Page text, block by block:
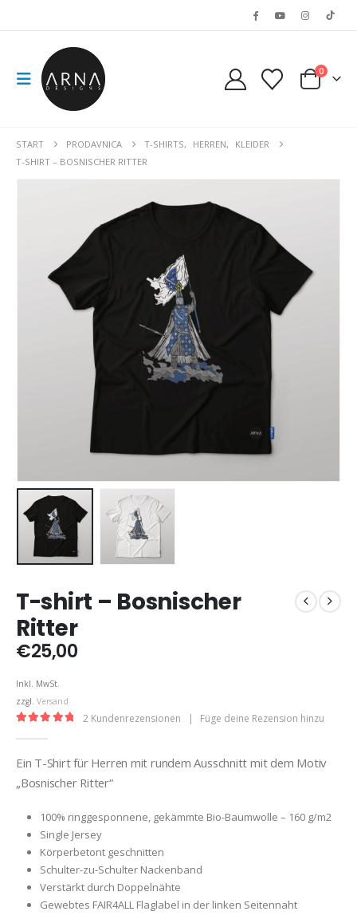
0
START PRODAVNICA T-SHIRTS, HERREN,
KLEIDER
T-SHIRT – BOSNISCHER RITTER
T-shirt – Bosnischer
Ritter
€25,00
Inkl. MwSt.
zzgl. Versand
2 Kundenrezensionen | Füge deine Rezension hinzu
Ein T-Shirt für Herren mit rundem Ausschnitt mit dem Motiv
„Bosnischer Ritter“
100% ringgesponnene, gekämmte Bio-Baumwolle – 160 g/m2
Single Jersey
Körperbetont geschnitten
Schulter-zu-Schulter Nackenband
Verstärkt durch Doppelnähte
Gewebtes FAIR4ALL Flaglabel in der linken Seitennaht